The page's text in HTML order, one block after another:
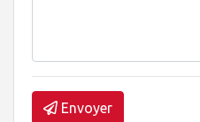
Envoyer